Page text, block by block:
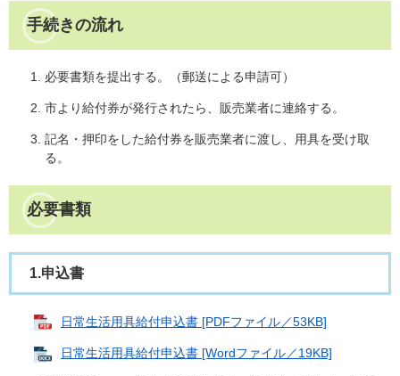
手続きの流れ
必要書類を提出する。（郵送による申請可）
市より給付券が発行されたら、販売業者に連絡する。
記名・押印をした給付券を販売業者に渡し、用具を受け取
る。
必要書類
1.申込書
日常生活用具給付申込書 [PDFファイル／53KB]
日常生活用具給付申込書 [Wordファイル／19KB]